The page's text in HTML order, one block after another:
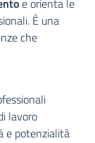
e orienta le
È una
che
lavoro
e potenzialità